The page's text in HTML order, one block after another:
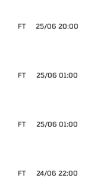
25/06 20:00
FT
25/06 01:00
FT
25/06 01:00
FT
24/06 22:00
FT